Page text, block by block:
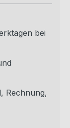
bei
Rechnung,